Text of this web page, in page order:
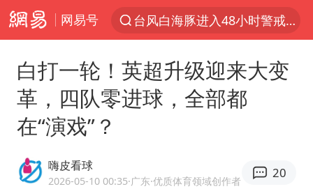
网易号
台风白海豚进入48小时警戒线
佛得角门将亮相智利俱乐部主场
宇树科技王兴兴身家有望超200亿元
白打一轮！英超升级迎来大变
革，四队零进球，全部都
在“演戏”？
嗨皮看球
2026-05-10 00:35·广东·优质体育领域创作者
20